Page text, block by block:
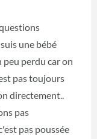
une bébé
peu perdu car on
pas toujours
directement..
pas
pas poussée